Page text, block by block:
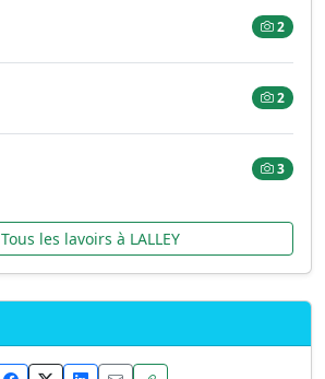
2
2
3
Tous les lavoirs à LALLEY